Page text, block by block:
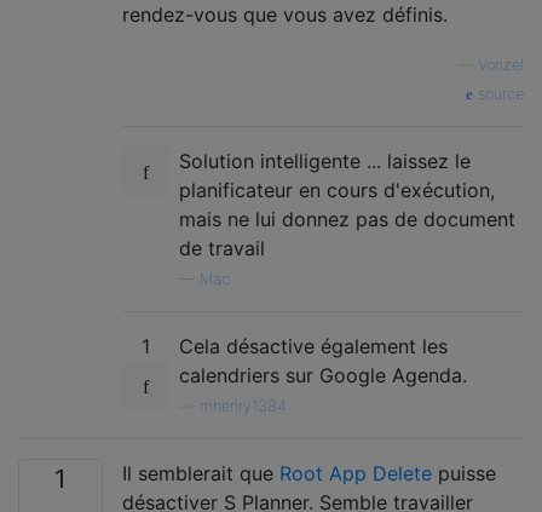
rendez-vous que vous avez définis.
Vonzel
source
Solution intelligente ... laissez le
planificateur en cours d'exécution,
mais ne lui donnez pas de document
de travail
Mac
1
Cela désactive également les
calendriers sur Google Agenda.
mhenry1384
1 Il semblerait que Root App Delete puisse
désactiver S Planner. Semble travailler